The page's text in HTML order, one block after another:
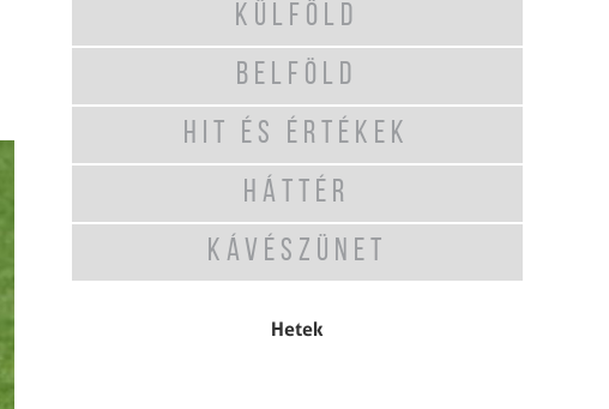
KÜLFÖLD
BELFÖLD
HIT ÉS ÉRTÉKEK
HÁTTÉR
KÁVÉSZÜNET
Hetek